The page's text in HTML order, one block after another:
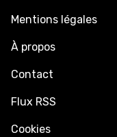
Mentions légales
À propos
Contact
Flux RSS
Cookies